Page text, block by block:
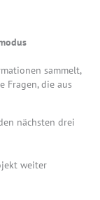
sammelt,
Fragen, die aus
nächsten drei
weiter